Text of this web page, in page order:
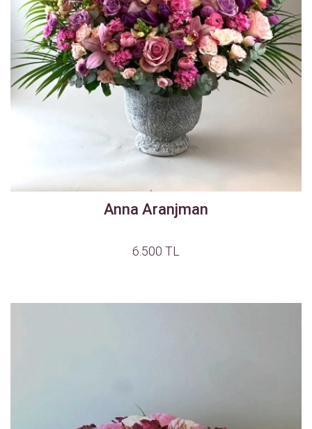
Anna Aranjman
6.500 TL